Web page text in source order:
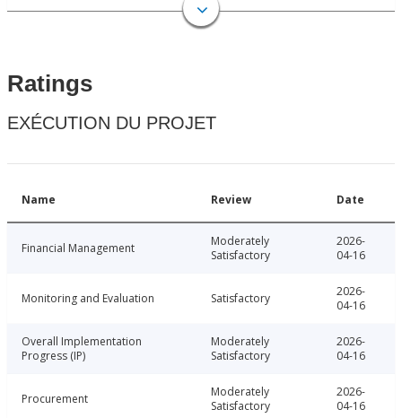
Ratings
EXÉCUTION DU PROJET
Name Review Date
Financial Management
Moderately
Satisfactory
2026-
04-16
Monitoring and Evaluation Satisfactory
2026-
04-16
Overall Implementation
Progress (IP)
Moderately
Satisfactory
2026-
04-16
Procurement
Moderately
Satisfactory
2026-
04-16